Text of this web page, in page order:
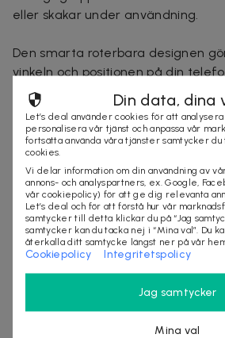
eller skakar under användning.
Den smarta roterbara designen
vinkeln och positionen på din
synlighet och komfort. Du kan
både liggande och stående läge,
flexibilitet och anpassning efter
Thumbs Up mobilhållare är
material som säkerställer
användning. Den kompakta och
den perfekt för resor och att ha
Förenkla ditt liv och njut med
du håller dig säker och produktiv.
Din data, dina
Let’s deal använder cookies för att
personalisera vår tjänst och anpassa vår
fortsätta använda våra tjänster samtycker du
cookies.
Vi delar information om din användning av
annons- och analyspartners, ex. Google,
vår cookiepolicy) för att ge dig relevanta
Let’s deal och för att förstå hur vår
samtycker till detta klickar du på “Jag
samtycker kan du tacka nej i “Mina val”. Du
återkalla ditt samtycke längst ner på vår
Cookiepolicy Integritetspolicy
Jag samtycker
Mina val